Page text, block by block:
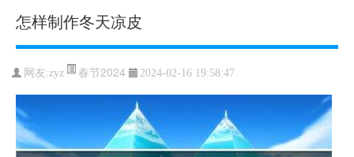
怎样制作冬天凉皮
网友:zyz 春节2024 2024-02-16 19:58:47